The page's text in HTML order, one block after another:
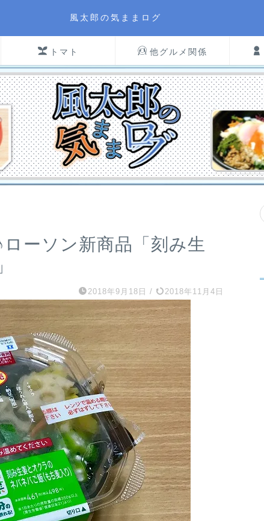
風太郎の気ままログ
トマト 他グルメ関係
ーソン新商品「刻み生
2018年9月18日 / 2018年11月4日